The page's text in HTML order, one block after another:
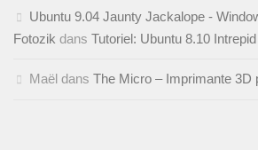
Ubuntu 9.04 Jaunty Jackalope -
Fotozik dans Tutoriel: Ubuntu 8.10
Maël dans The Micro – Imprimante 3D